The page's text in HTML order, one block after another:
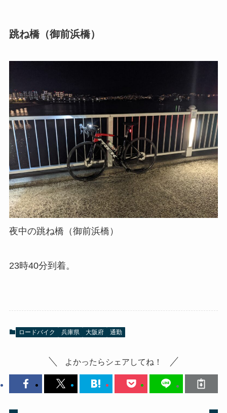
跳ね橋（御前浜橋）
夜中の跳ね橋（御前浜橋）
23時40分到着。
ロードバイク 兵庫県 大阪府 通勤
よかったらシェアしてね！